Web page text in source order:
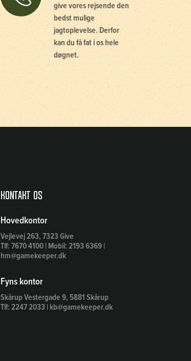
give vores rejsende den
bedst mulige
jagtoplevelse. Derfor
kan du få fat i os hele
døgnet.
Kontakt os
Hovedkontor
Vejlevej 263, 7323 Give
Tlf: 7670 4100 | Mobil: 2193 6369 |
hm@gamekeeper.dk
Fyns kontor
Skårup Vestergade 9, 5881 Skårup
Tlf: 2247 2033 | kb@gamekeeper.dk